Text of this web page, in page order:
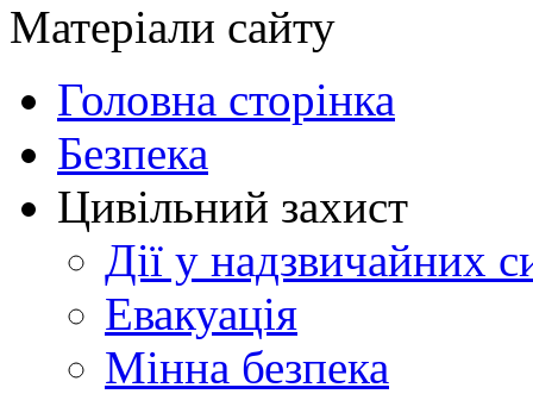
Матеріали сайту
Головна сторінка
Безпека
Цивільний захист
Дії у надзвичайних
Евакуація
Мінна безпека